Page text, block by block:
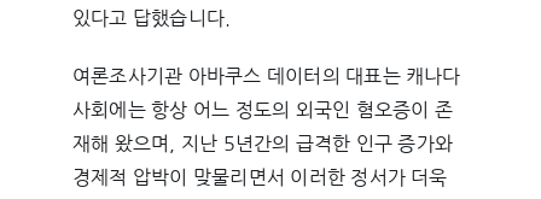
있다고 답했습니다.
여론조사기관 아바쿠스 데이터의 대표는 캐나다
사회에는 항상 어느 정도의 외국인 혐오증이 존
재해 왔으며, 지난 5년간의 급격한 인구 증가와
경제적 압박이 맞물리면서 이러한 정서가 더욱